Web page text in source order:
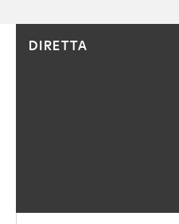
DIRETTA